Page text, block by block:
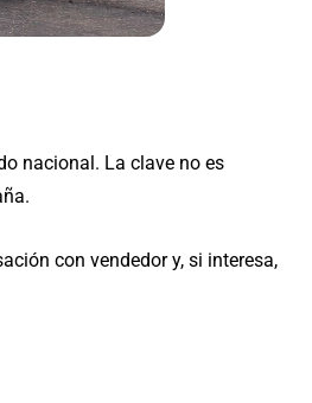
nacional. La clave no es
con vendedor y, si interesa,